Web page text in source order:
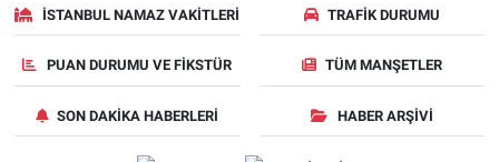
İSTANBUL NAMAZ VAKITLERI TRAFIK DURUMU
PUAN DURUMU VE FIKSTÜR TÜM MANŞETLER
SON DAKIKA HABERLERI HABER ARŞIVI